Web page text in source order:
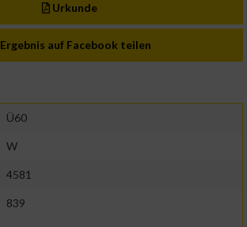
Urkunde
Ergebnis auf Facebook teilen
Ü60
W
4581
839